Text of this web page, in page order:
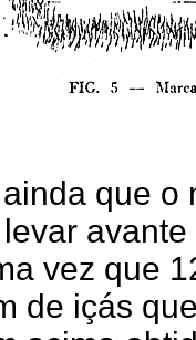
que o
vez que
de içás